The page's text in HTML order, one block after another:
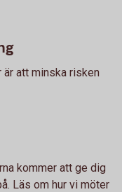
är att minska risken
kommer att ge dig
Läs om hur vi möter